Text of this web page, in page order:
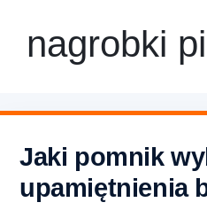
nagrobki
Jaki pomnik
upamiętnienia